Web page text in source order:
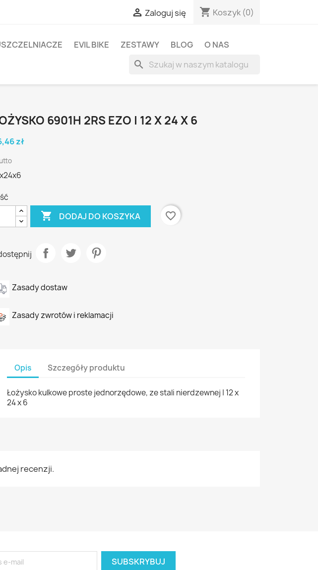
 Zaloguj się shopping_cart Koszyk (0)
EVIL BIKE ZESTAWY BLOG O NAS
search
6901H 2RS EZO | 12 X 24 X 6
zł
 DODAJ DO KOSZYKA favorite_border
Zasady dostaw
Zasady zwrotów i reklamacji
Opis Szczegóły produktu
Łożysko kulkowe proste jednorzędowe, ze stali nierdzewnej | 12 x
24 x 6
recenzji.